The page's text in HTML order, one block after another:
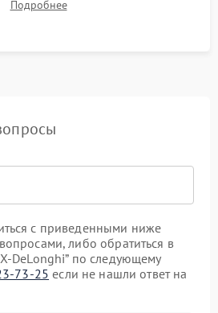
Контроль отсутствия посторонних
Подробнее
с приведенными ниже
либо обратиться в
DeLonghi” по следующему
73-25 если не нашли ответ на